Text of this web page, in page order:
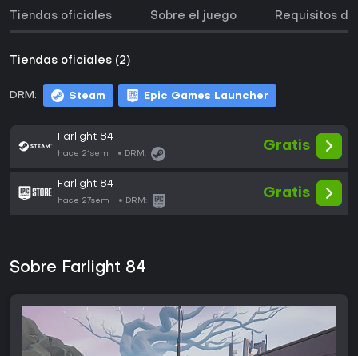
Tiendas oficiales Sobre el juego Requisitos
Tiendas oficiales (2)
DRM: Steam Epic Games Launcher
Farlight 84
hace 21sem DRM:
Gratis
Farlight 84
hace 27sem DRM:
Gratis
Sobre Farlight 84